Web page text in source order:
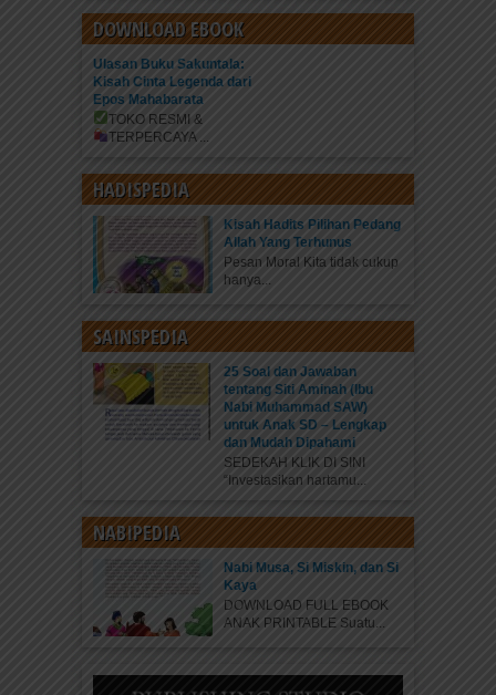
DOWNLOAD EBOOK
Ulasan Buku Sakuntala:
Kisah Cinta Legenda dari
Epos Mahabarata
TOKO RESMI &
TERPERCAYA
HADISPEDIA
Kisah Hadits Pilihan Pedang
Allah Yang Terhunus
Pesan Moral Kita tidak cukup
hanya...
SAINSPEDIA
25 Soal dan Jawaban
tentang Siti Aminah (Ibu
Nabi Muhammad SAW)
untuk Anak SD – Lengkap
dan Mudah Dipahami
SEDEKAH KLIK DI SINI
“Investasikan hartamu...
NABIPEDIA
Nabi Musa, Si Miskin, dan Si
Kaya
DOWNLOAD FULL EBOOK
ANAK PRINTABLE Suatu...